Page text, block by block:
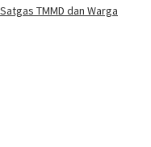
TMMD dan Warga